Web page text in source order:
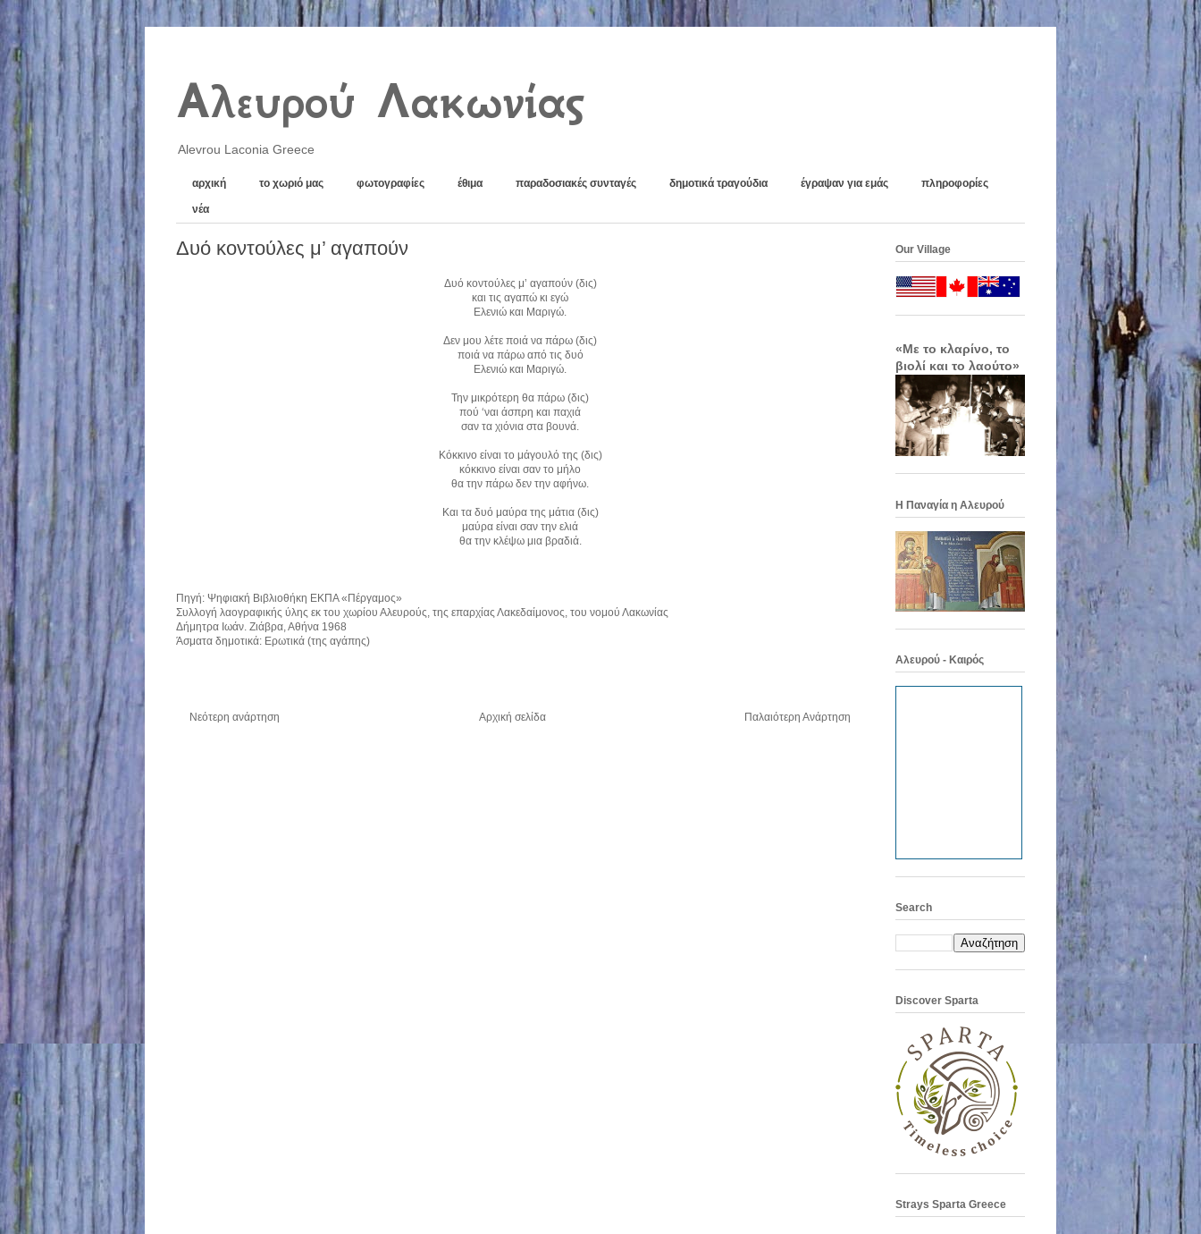
Αλευρού Λακωνίας
Alevrou Laconia Greece
αρχική το χωριό μας φωτογραφίες έθιμα παραδοσιακές συνταγές δημοτικά τραγούδια έγραψαν για εμάς πληροφορίες
νέα
Δυό κοντούλες μ’ αγαπούν
Δυό κοντούλες μ’ αγαπούν (δις)
και τις αγαπώ κι εγώ
Ελενιώ και Μαριγώ.
Δεν μου λέτε ποιά να πάρω (δις)
ποιά να πάρω από τις δυό
Ελενιώ και Μαριγώ.
Την μικρότερη θα πάρω (δις)
πού ‘ναι άσπρη και παχιά
σαν τα χιόνια στα βουνά.
Κόκκινο είναι το μάγουλό της (δις)
κόκκινο είναι σαν το μήλο
θα την πάρω δεν την αφήνω.
Και τα δυό μαύρα της μάτια (δις)
μαύρα είναι σαν την ελιά
θα την κλέψω μια βραδιά.
Πηγή: Ψηφιακή Βιβλιοθήκη ΕΚΠΑ «Πέργαμος»
Συλλογή λαογραφικής ύλης εκ του χωρίου Αλευρούς, της επαρχίας Λακεδαίμονος, του νομού Λακωνίας
Δήμητρα Ιωάν. Ζιάβρα, Αθήνα 1968
Άσματα δημοτικά: Ερωτικά (της αγάπης)
Νεότερη ανάρτηση Παλαιότερη Ανάρτηση
Αρχική σελίδα
Our Village
«Με το κλαρίνο, το
βιολί και το λαούτο»
Η Παναγία η Αλευρού
Αλευρού - Καιρός
Search
Discover Sparta
Strays Sparta Greece